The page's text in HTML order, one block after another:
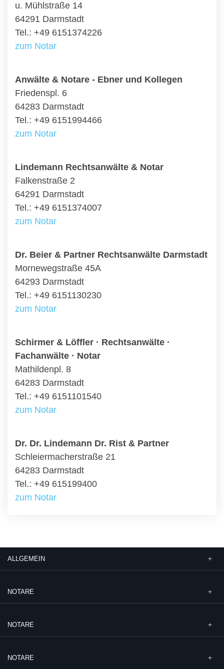
u. Mühlstraße 14
64291 Darmstadt
Tel.: +49 6151374226
zum Notar
Anwälte & Notare - Ebner und Kollegen
Friedenspl. 6
64283 Darmstadt
Tel.: +49 6151994466
zum Notar
Lindemann Rechtsanwälte & Notar
Falkenstraße 2
64291 Darmstadt
Tel.: +49 6151374007
zum Notar
Dr. Beier & Partner Rechtsanwälte Darmstadt
Mornewegstraße 45A
64293 Darmstadt
Tel.: +49 6151130230
zum Notar
Schirmer & Löffler · Rechtsanwälte ·
Fachanwälte · Notar
Mathildenpl. 8
64283 Darmstadt
Tel.: +49 6151101540
zum Notar
Dr. Dr. Lindemann Dr. Rist & Partner
Schleiermacherstraße 21
64283 Darmstadt
Tel.: +49 615199400
zum Notar
ALLGEMEIN
NOTARE
NOTARE
NOTARE